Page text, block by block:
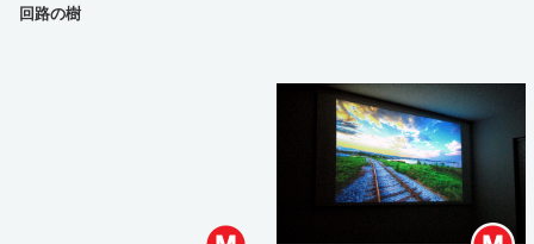
回路の樹